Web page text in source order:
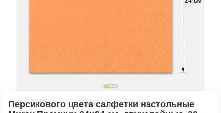
Персикового цвета салфетки настольные